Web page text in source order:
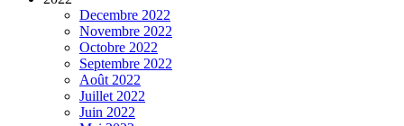
Decembre 2022
Novembre 2022
Octobre 2022
Septembre 2022
Août 2022
Juillet 2022
Juin 2022